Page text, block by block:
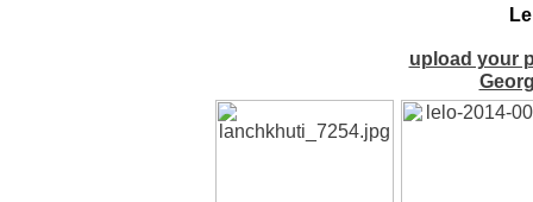
upload your